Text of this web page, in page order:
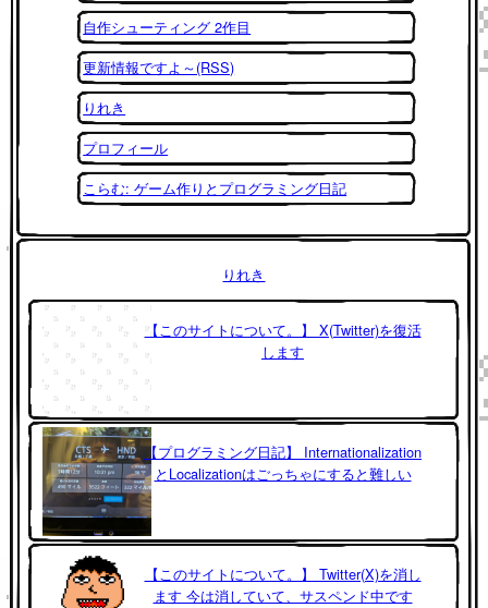
自作シューティング 2作目
更新情報ですよ～(RSS)
りれき
プロフィール
こらむ: ゲーム作りとプログラミング日記
りれき
【このサイトについて。】 X(Twitter)を復活
します
【プログラミング日記】 Internationalization
とLocalizationはごっちゃにすると難しい
【このサイトについて。】 Twitter(X)を消し
ます 今は消していて、サスペンド中です